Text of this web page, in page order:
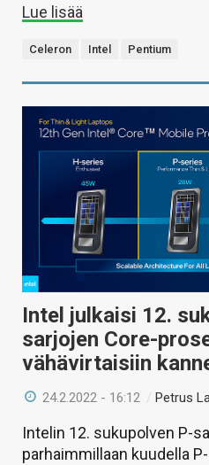
Lue lisää
Celeron Intel Pentium
Intel julkaisi 12.
sarjojen Core-
vähävirtaisiin
24.2.2022 - 16:12 / Petrus
Intelin 12. sukupolven P-
parhaimmillaan kuudella